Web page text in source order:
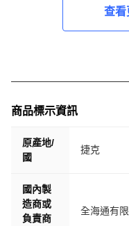
查看
商品標示資訊
原產地/
國
捷克
國內製
造商或
負責商
全海通有